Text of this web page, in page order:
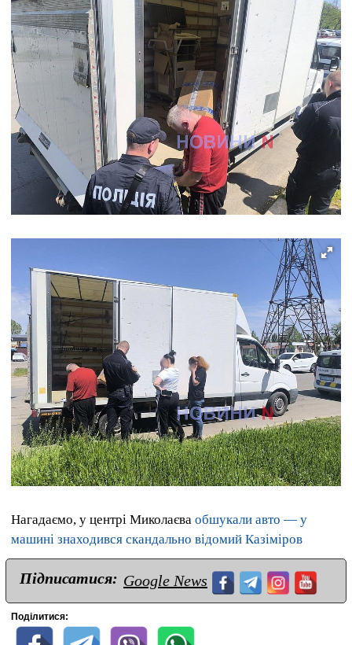
Нагадаємо, у центрі Миколаєва обшукали авто — у
машині знаходився скандально відомий Казіміров
Підписатися: Google News
Поділитися: